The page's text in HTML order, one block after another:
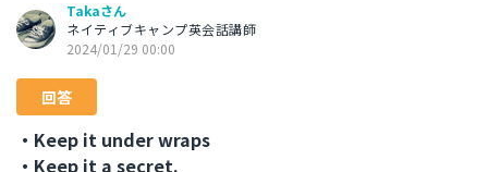
Takaさん
ネイティブキャンプ英会話講師
2024/01/29 00:00
回答
・Keep it under wraps
・Keep it a secret.